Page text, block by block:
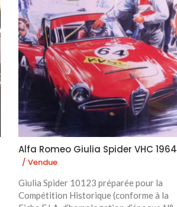
Alfa Romeo Giulia Spider VHC 1964
/ Vendue
Giulia Spider 10123 préparée pour la
Compétition Historique (conforme à la